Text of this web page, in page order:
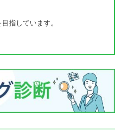
指しています。